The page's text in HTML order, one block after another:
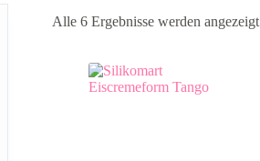
Alle 6 Ergebnisse werden angezeigt